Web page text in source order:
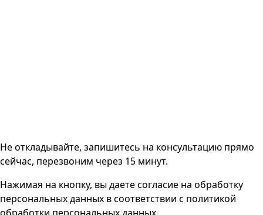
Не откладывайте, запишитесь на консультацию прямо
сейчас, перезвоним через 15 минут.
Нажимая на кнопку, вы даете согласие на обработку
персональных данных в соответствии с политикой
обработки персональных данных